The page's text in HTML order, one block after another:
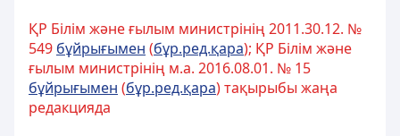
ҚР Білім және ғылым министрінің 2011.30.12. №
549 бұйрығымен (бұр.ред.қара); ҚР Білім және
ғылым министрінің м.а. 2016.08.01. № 15
бұйрығымен (бұр.ред.қара) тақырыбы жаңа
редакцияда